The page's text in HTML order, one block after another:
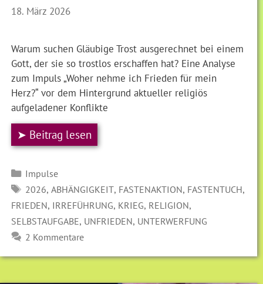
18. März 2026
Warum suchen Gläubige Trost ausgerechnet bei einem
Gott, der sie so trostlos erschaffen hat? Eine Analyse
zum Impuls „Woher nehme ich Frieden für mein
Herz?“ vor dem Hintergrund aktueller religiös
aufgeladener Konflikte
➤ Beitrag lesen
Kategorien
Impulse
SCHLAGWÖRTER
2026, ABHÄNGIGKEIT, FASTENAKTION, FASTENTUCH,
FRIEDEN, IRREFÜHRUNG, KRIEG, RELIGION,
SELBSTAUFGABE, UNFRIEDEN, UNTERWERFUNG
2 Kommentare